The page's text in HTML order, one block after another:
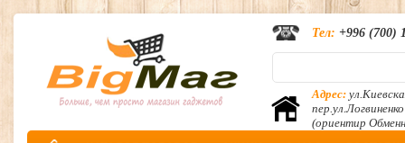
Адрес:
пер.ул.Логвиненко
(ориентир
Тел: +996 (700)